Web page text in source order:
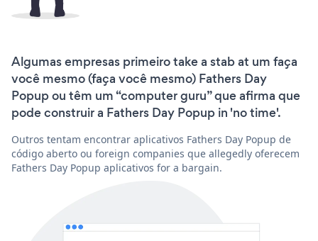
Algumas empresas primeiro take a stab at um faça
você mesmo (faça você mesmo) Fathers Day
Popup ou têm um “computer guru” que afirma que
pode construir a Fathers Day Popup in 'no time'.
Outros tentam encontrar aplicativos Fathers Day Popup de
código aberto ou foreign companies que allegedly oferecem
Fathers Day Popup aplicativos for a bargain.